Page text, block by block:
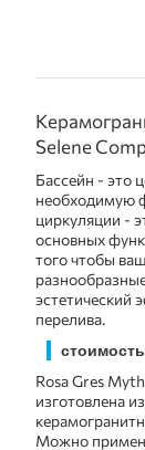
Selene
Бассейн - это
необходимую
циркуляции -
основных
того чтобы
эстетический
перелива.
Rosa Gres
изготовлена
Можно